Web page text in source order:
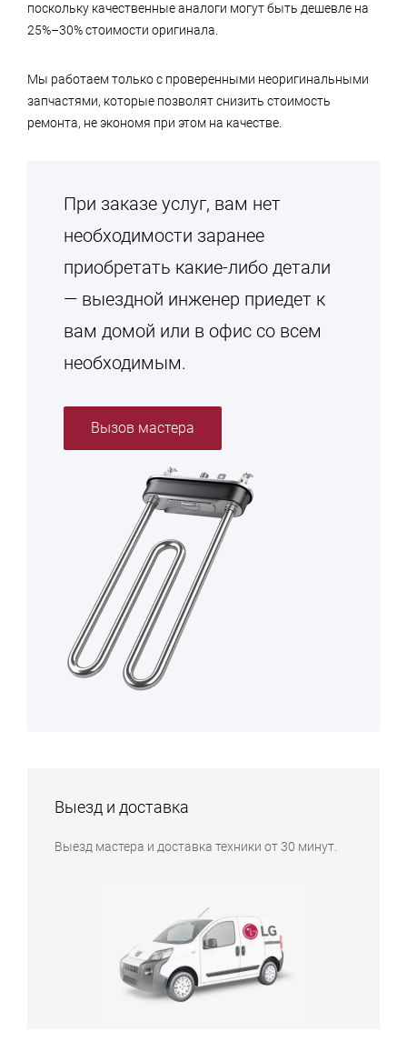
поскольку качественные аналоги могут быть дешевле на
25%–30% стоимости оригинала.
Мы работаем только с проверенными неоригинальными
запчастями, которые позволят снизить стоимость
ремонта, не экономя при этом на качестве.
При заказе услуг, вам нет
необходимости заранее
приобретать какие-либо детали
— выездной инженер приедет к
вам домой или в офис со всем
необходимым.
Вызов мастера
Выезд и доставка
Выезд мастера и доставка техники от 30 минут.